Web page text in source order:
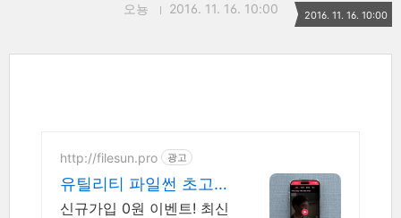
오뇽 2016. 11. 16. 10:00 2016. 11. 16. 10:00
http://filesun.pro 광고
유틸리티 파일썬 초고
속, 4K 실시간 보기!
신규가입 0원 이벤트! 최신